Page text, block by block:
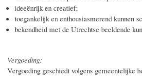
ideeënrijk en creatief;
toegankelijk en enthousiasmerend kunnen
bekendheid met de Utrechtse beeldende
Vergoeding:
Vergoeding geschiedt volgens gemeentelijke